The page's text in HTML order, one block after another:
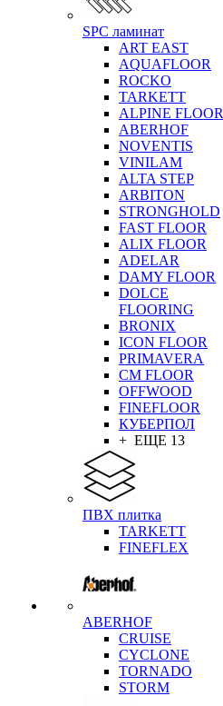
SPC ламинат
ART EAST
AQUAFLOOR
ROCKO
TARKETT
ALPINE FLOOR
ABERHOF
NOVENTIS
VINILAM
ALTA STEP
ARBITON
STRONGHOLD
FAST FLOOR
ALIX FLOOR
ADELAR
DAMY FLOOR
DOLCE
FLOORING
BRONIX
ICON FLOOR
PRIMAVERA
CM FLOOR
OFFWOOD
FINEFLOOR
КУБЕРПОЛ
+ ЕЩЕ 13
ПВХ плитка
TARKETT
FINEFLEX
ABERHOF
CRUISE
CYCLONE
TORNADO
STORM